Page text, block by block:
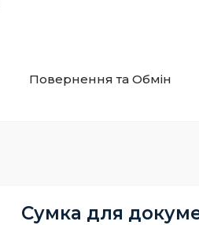
Повернення та Обмін
Сумка для